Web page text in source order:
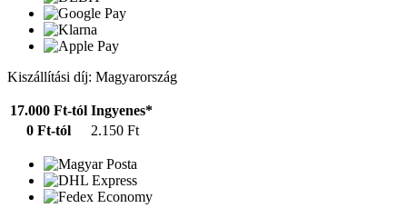
Kiszállítási díj: Magyarország
17.000 Ft-tól Ingyenes*
0 Ft-tól
2.150 Ft